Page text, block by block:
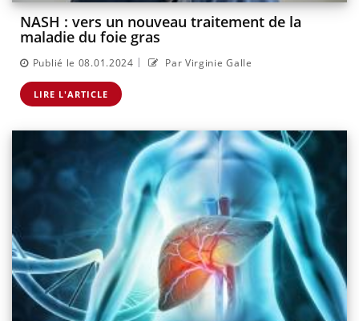
NASH : vers un nouveau traitement de la
maladie du foie gras
Publié le 08.01.2024 | Par Virginie Galle
LIRE L'ARTICLE